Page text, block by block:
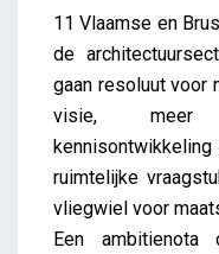
Architectuurcultuur
iris
11 Vlaamse en
de
gaan resoluut voor
visie, meer
ruimtelijke
vliegwiel voor
Een ambitienota